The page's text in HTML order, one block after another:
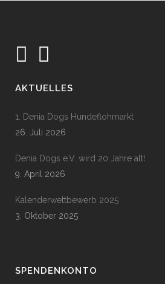
AKTUELLES
1. Denia Dogs Hundeflohmarkt
26. Juli 2026
Denia Dogs e.V. wird 20 Jahre alt!
9. April 2026
Kalenderwettbewerb 2025
3. Oktober 2025
SPENDENKONTO